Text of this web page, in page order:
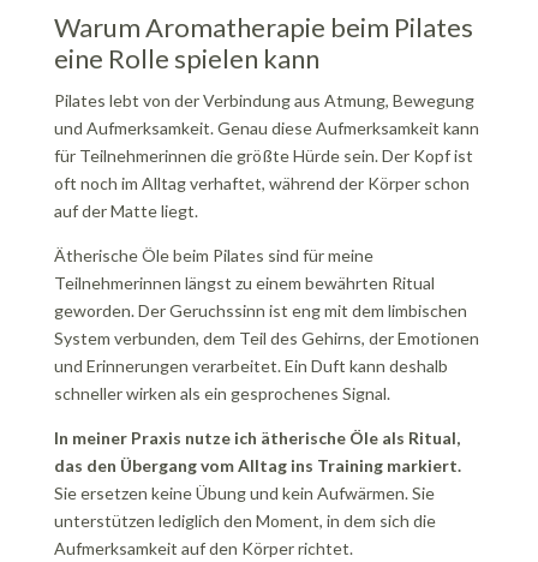
Warum Aromatherapie beim Pilates
eine Rolle spielen kann
Pilates lebt von der Verbindung aus Atmung, Bewegung
und Aufmerksamkeit. Genau diese Aufmerksamkeit kann
für Teilnehmerinnen die größte Hürde sein. Der Kopf ist
oft noch im Alltag verhaftet, während der Körper schon
auf der Matte liegt.
Ätherische Öle beim Pilates sind für meine
Teilnehmerinnen längst zu einem bewährten Ritual
geworden. Der Geruchssinn ist eng mit dem limbischen
System verbunden, dem Teil des Gehirns, der Emotionen
und Erinnerungen verarbeitet. Ein Duft kann deshalb
schneller wirken als ein gesprochenes Signal.
In meiner Praxis nutze ich ätherische Öle als Ritual,
das den Übergang vom Alltag ins Training markiert.
Sie ersetzen keine Übung und kein Aufwärmen. Sie
unterstützen lediglich den Moment, in dem sich die
Aufmerksamkeit auf den Körper richtet.